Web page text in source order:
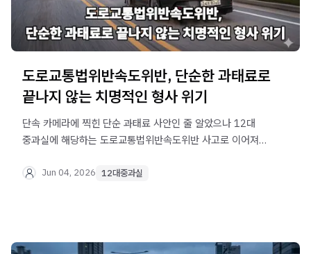
도로교통법위반속도위반, 단순한 과태료로
끝나지 않는 치명적인 형사 위기
단속 카메라에 찍힌 단순 과태료 사안인 줄 알았으나 12대
중과실에 해당하는 도로교통법위반속도위반 사고로 이어져
법무법인 오현 음주교통대응TF팀의 실무적인 대처 방안을
Jun 04, 2026 12대중과실